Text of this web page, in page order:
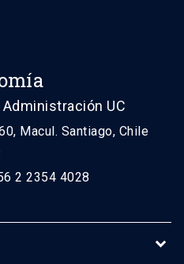
UC
Macul. Santiago, Chile
2 2354 4028